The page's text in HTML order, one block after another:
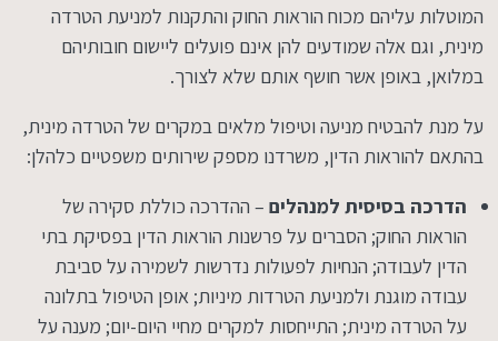
המוטלות עליהם מכוח הוראות החוק והתקנות למניעת הטרדה
מינית, וגם אלה שמודעים להן אינם פועלים ליישום חובותיהם
במלואן, באופן אשר חושף אותם שלא לצורך.
על מנת להבטיח מניעה וטיפול מלאים במקרים של הטרדה מינית,
בהתאם להוראות הדין, משרדנו מספק שירותים משפטיים כלהלן:
הדרכה בסיסית למנהלים – ההדרכה כוללת סקירה של
הוראות החוק; הסברים על פרשנות הוראות הדין בפסיקת בתי
הדין לעבודה; הנחיות לפעולות נדרשות לשמירה על סביבת
עבודה מוגנת ולמניעת הטרדות מיניות; אופן הטיפול בתלונה
על הטרדה מינית; התייחסות למקרים מחיי היום-יום; מענה על